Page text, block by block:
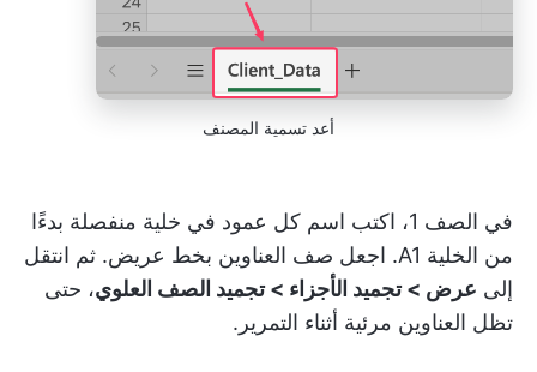
أعد تسمية المصنف
في الصف 1، اكتب اسم كل عمود في خلية منفصلة بدءًا
من الخلية A1. اجعل صف العناوين بخط عريض. ثم انتقل
إلى عرض > تجميد الأجزاء > تجميد الصف العلوي، حتى
تظل العناوين مرئية أثناء التمرير.